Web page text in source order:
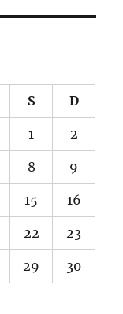
S D
1 2
8 9
15 16
22 23
29 30